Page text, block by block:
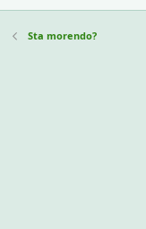
Sta morendo?